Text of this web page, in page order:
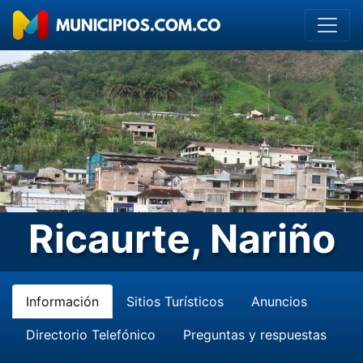
Ricaurte, Nariño
Información Sitios Turísticos Anuncios
Directorio Telefónico Preguntas y respuestas